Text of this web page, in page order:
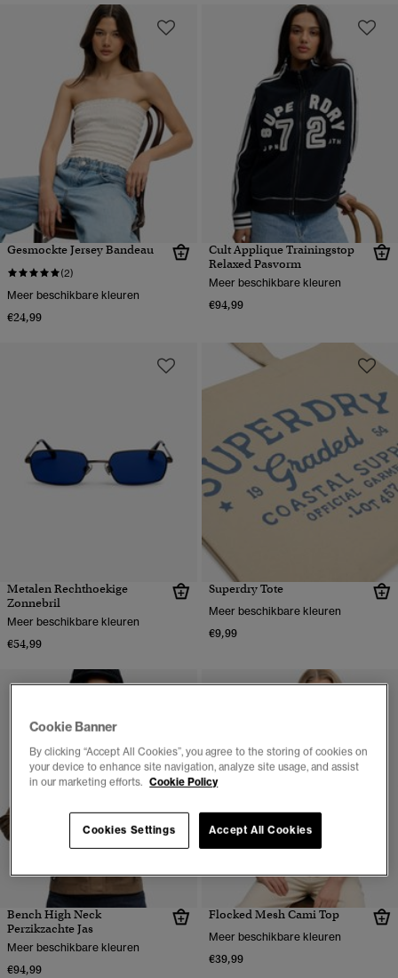
Gesmockte Jersey Bandeau
(2)
Meer beschikbare kleuren
€24,99
Cult Applique Trainingstop
Relaxed Pasvorm
Meer beschikbare kleuren
€94,99
Metalen Rechthoekige
Zonnebril
Meer beschikbare kleuren
€54,99
Superdry Tote
Meer beschikbare kleuren
€9,99
Bench High Neck
Perzikzachte Jas
Meer beschikbare kleuren
€94,99
Flocked Mesh Cami Top
Meer beschikbare kleuren
€39,99
Cookie Banner
By clicking “Accept All Cookies”, you agree to the storing of cookies on
your device to enhance site navigation, analyze site usage, and assist
in our marketing efforts. Cookie Policy
Cookies Settings Accept All Cookies